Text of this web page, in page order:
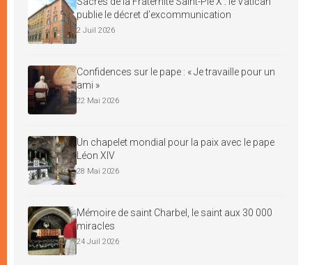
publie le décret d’excommunication
2 Juil 2026
Confidences sur le pape : « Je travaille pour un
ami »
22 Mai 2026
Un chapelet mondial pour la paix avec le pape
Léon XIV
28 Mai 2026
Mémoire de saint Charbel, le saint aux 30 000
miracles
24 Juil 2026